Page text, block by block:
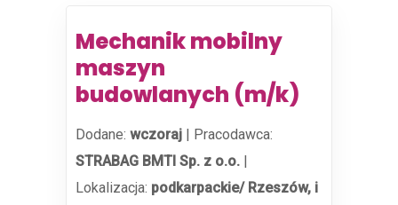
Mechanik mobilny
maszyn
budowlanych (m/k)
Dodane: wczoraj | Pracodawca:
STRABAG BMTI Sp. z o.o. |
Lokalizacja: podkarpackie/ Rzeszów, i